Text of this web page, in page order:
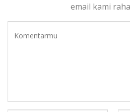
email kami